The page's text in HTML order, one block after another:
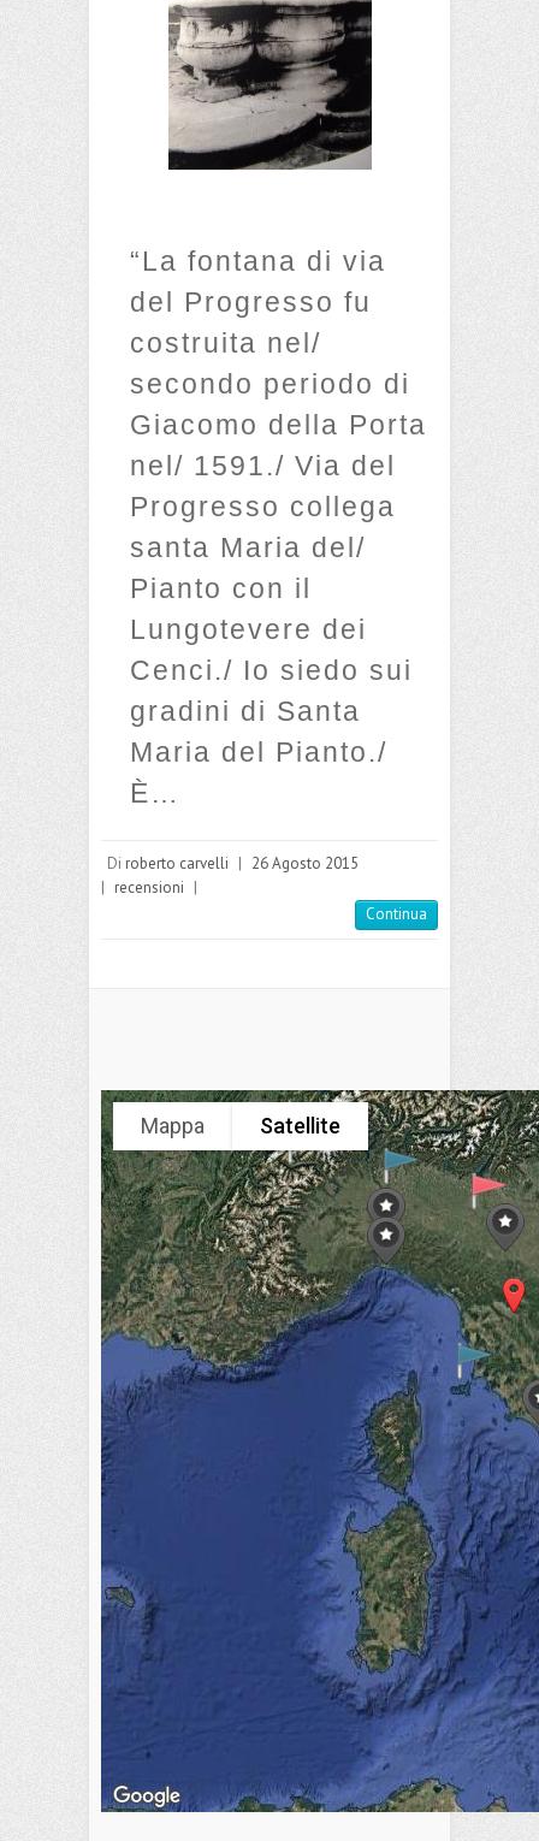
“La fontana di via
del Progresso fu
costruita nel/
secondo periodo di
Giacomo della Porta
nel/ 1591./ Via del
Progresso collega
santa Maria del/
Pianto con il
Lungotevere dei
Cenci./ Io siedo sui
gradini di Santa
Maria del Pianto./
È…
Di roberto carvelli | 26 Agosto 2015
| recensioni |
Continua
Mappa Satellite